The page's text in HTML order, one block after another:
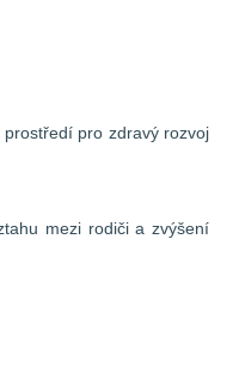
pro zdravý rozvoj
mezi rodiči a zvýšení